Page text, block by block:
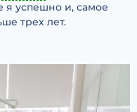
я успешно и, самое
трех лет.